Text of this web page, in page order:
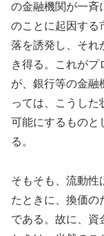
の金融機関が一斉
のことに起因する
落を誘発し、それ
き得る。これがプ
が、銀行等の金融
っては、こうした
可能にするものと
る。
そもそも、流動性
たときに、換価の
である。故に、資